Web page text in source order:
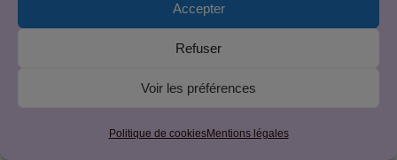
Accepter
Refuser
Voir les préférences
Politique de cookiesMentions légales
© 2026 CAP EPC : équipier polyvalent du commerce • Site
• Construit avec